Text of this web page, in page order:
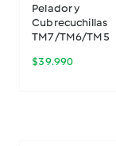
Pelador y
Cubrecuchillas
TM7/TM6/TM5
$39.990